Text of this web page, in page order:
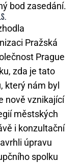
bod zasedání.
Pražská
Prague
zda je tato
který nám byl
nově vznikající
městských
i konzultační
úpravu
spolku